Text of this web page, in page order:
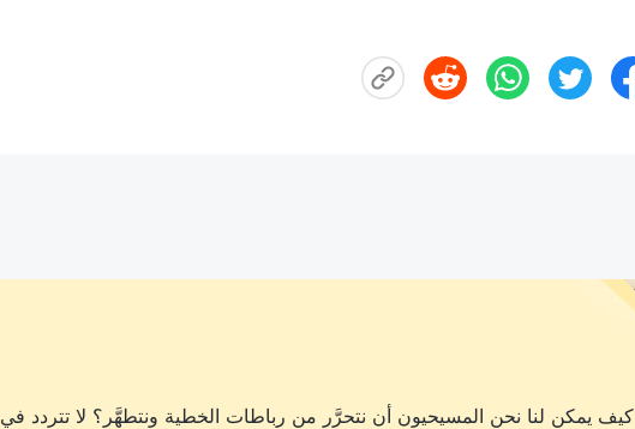
كيف يمكن لنا نحن المسيحيون أن نتحرَّر من رباطات الخطية ونتطهَّر؟ لا تتردد في